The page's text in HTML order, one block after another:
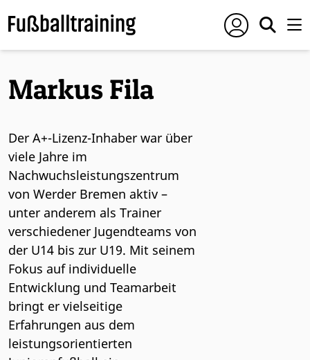
Markus Fila
Der A+-Lizenz-Inhaber war über
viele Jahre im
Nachwuchsleistungszentrum
von Werder Bremen aktiv –
unter anderem als Trainer
verschiedener Jugendteams von
der U14 bis zur U19. Mit seinem
Fokus auf individuelle
Entwicklung und Teamarbeit
bringt er vielseitige
Erfahrungen aus dem
leistungsorientierten